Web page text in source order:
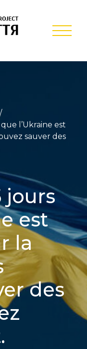
Projet
l’Ukraine est
sauver des
jours
est
la
des